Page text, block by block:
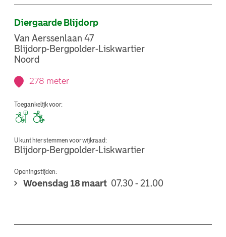
Diergaarde Blijdorp
Van Aerssenlaan 47
Blijdorp-Bergpolder-Liskwartier
Noord
278 meter
Toegankelijk voor:
U kunt hier stemmen voor wijkraad:
Blijdorp-Bergpolder-Liskwartier
Openingstijden:
Woensdag 18 maart 07.30 - 21.00